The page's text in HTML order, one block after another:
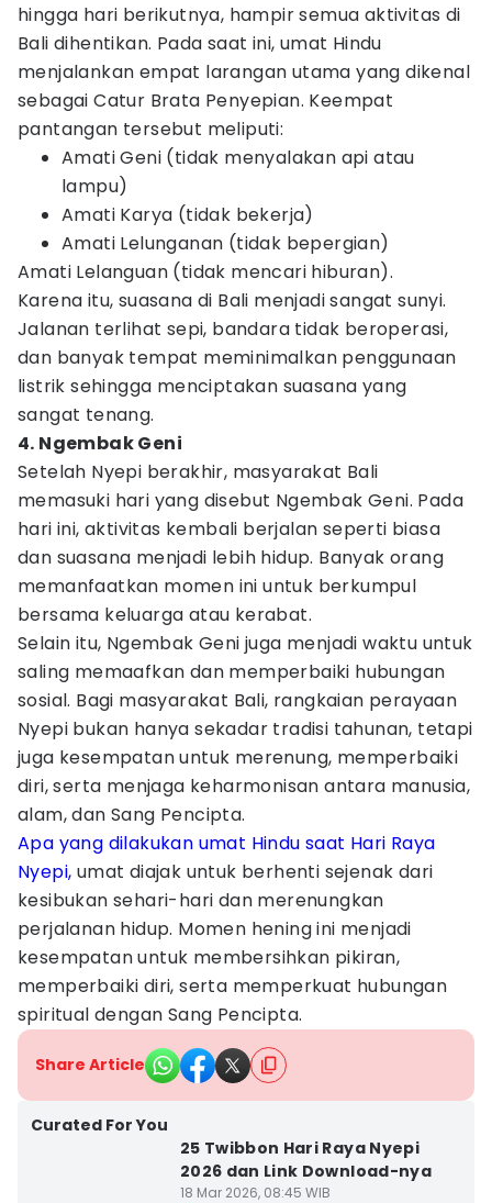
hingga hari berikutnya, hampir semua aktivitas di
Bali dihentikan. Pada saat ini, umat Hindu
menjalankan empat larangan utama yang dikenal
sebagai Catur Brata Penyepian. Keempat
pantangan tersebut meliputi:
Amati Geni (tidak menyalakan api atau
lampu)
Amati Karya (tidak bekerja)
Amati Lelunganan (tidak bepergian)
Amati Lelanguan (tidak mencari hiburan).
Karena itu, suasana di Bali menjadi sangat sunyi.
Jalanan terlihat sepi, bandara tidak beroperasi,
dan banyak tempat meminimalkan penggunaan
listrik sehingga menciptakan suasana yang
sangat tenang.
4. Ngembak Geni
Setelah Nyepi berakhir, masyarakat Bali
memasuki hari yang disebut Ngembak Geni. Pada
hari ini, aktivitas kembali berjalan seperti biasa
dan suasana menjadi lebih hidup. Banyak orang
memanfaatkan momen ini untuk berkumpul
bersama keluarga atau kerabat.
Selain itu, Ngembak Geni juga menjadi waktu untuk
saling memaafkan dan memperbaiki hubungan
sosial. Bagi masyarakat Bali, rangkaian perayaan
Nyepi bukan hanya sekadar tradisi tahunan, tetapi
juga kesempatan untuk merenung, memperbaiki
diri, serta menjaga keharmonisan antara manusia,
alam, dan Sang Pencipta.
Apa yang dilakukan umat Hindu saat Hari Raya
Nyepi, umat diajak untuk berhenti sejenak dari
kesibukan sehari-hari dan merenungkan
perjalanan hidup. Momen hening ini menjadi
kesempatan untuk membersihkan pikiran,
memperbaiki diri, serta memperkuat hubungan
spiritual dengan Sang Pencipta.
Share Article
Curated For You
25 Twibbon Hari Raya Nyepi
2026 dan Link Download-nya
18 Mar 2026, 08:45 WIB